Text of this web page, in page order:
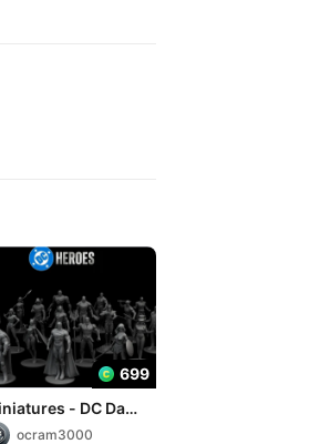
699
- DC Dark
ocram3000